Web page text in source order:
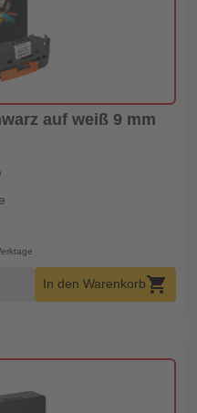
auf weiß 9 mm
Menge
In den Warenkorbshopping_cart